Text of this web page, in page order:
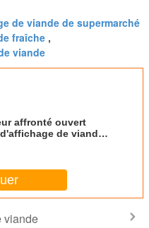
de viande de supermarché
fraîche ,
viande
affronté ouvert
de viande
viande